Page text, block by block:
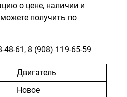
о цене, наличии и
получить по
48-61 , 8 (908) 119-65-59
Двигатель
Новое